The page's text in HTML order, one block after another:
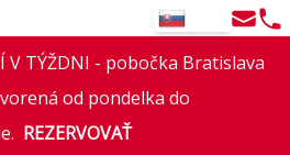
SK Email
V TÝŽDNI - pobočka Bratislava
od pondelka do
REZERVOVAŤ